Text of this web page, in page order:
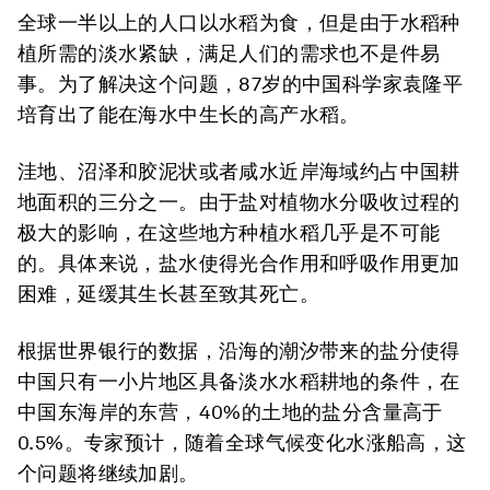
全球一半以上的人口以水稻为食，但是由于水稻种
植所需的淡水紧缺，满足人们的需求也不是件易
事。为了解决这个问题，87岁的中国科学家袁隆平
培育出了能在海水中生长的高产水稻。
洼地、沼泽和胶泥状或者咸水近岸海域约占中国耕
地面积的三分之一。由于盐对植物水分吸收过程的
极大的影响，在这些地方种植水稻几乎是不可能
的。具体来说，盐水使得光合作用和呼吸作用更加
困难，延缓其生长甚至致其死亡。
根据世界银行的数据，沿海的潮汐带来的盐分使得
中国只有一小片地区具备淡水水稻耕地的条件，在
中国东海岸的东营，40%的土地的盐分含量高于
0.5%。专家预计，随着全球气候变化水涨船高，这
个问题将继续加剧。